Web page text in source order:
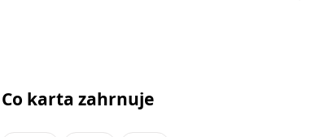
Co karta zahrnuje